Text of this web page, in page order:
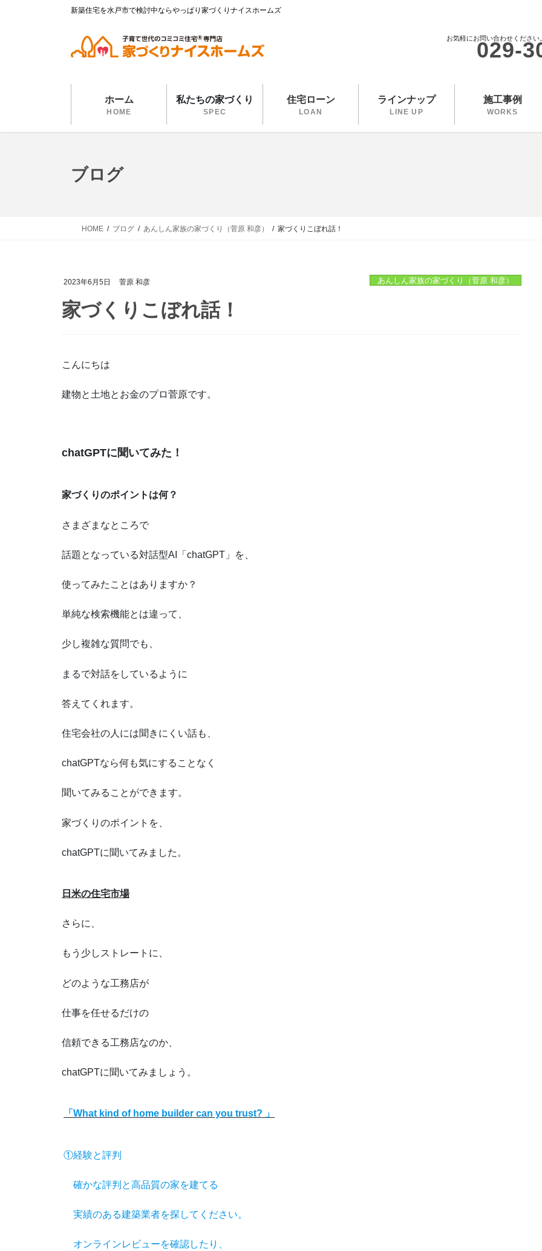
新築住宅を水戸市で検討中ならやっぱり家づくりナイスホームズ
お気軽にお問い合わせください
029-
ホーム
HOME
私たちの家づくり
SPEC
住宅ローン
LOAN
ラインナップ
LINE UP
施工事例
WORKS
ブログ
HOME ブログ あんしん家族の家づくり（菅原 和彦） 家づくりこぼれ話！
2023年6月5日 菅原 和彦 あんしん家族の家づくり（菅原 和彦）
家づくりこぼれ話！
こんにちは
建物と土地とお金のプロ菅原です。
chatGPTに聞いてみた！
家づくりのポイントは何？
さまざまなところで
話題となっている対話型AI「chatGPT」を、
使ってみたことはありますか？
単純な検索機能とは違って、
少し複雑な質問でも、
まるで対話をしているように
答えてくれます。
住宅会社の人には聞きにくい話も、
chatGPTなら何も気にすることなく
聞いてみることができます。
家づくりのポイントを、
chatGPTに聞いてみました。
日米の住宅市場
さらに、
もう少しストレートに、
どのような工務店が
仕事を任せるだけの
信頼できる工務店なのか、
chatGPTに聞いてみましょう。
「What kind of home builder can you trust? 」
①経験と評判
確かな評判と高品質の家を建てる
実績のある建築業者を探してください。
オンラインレビューを確認したり、